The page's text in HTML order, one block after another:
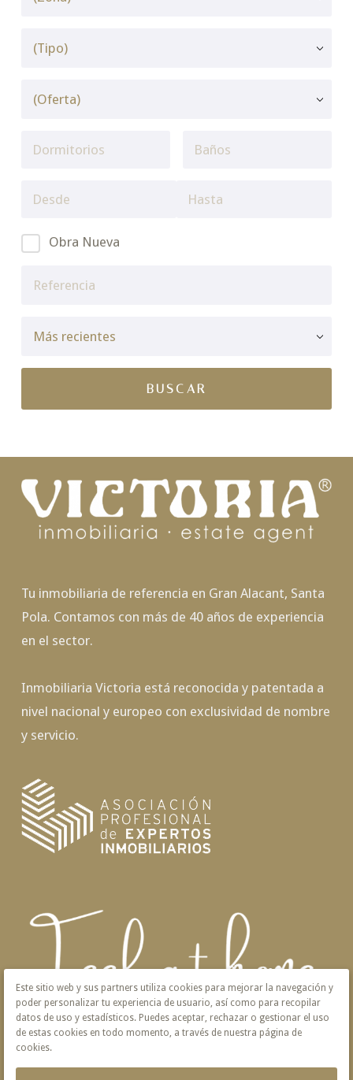
Obra Nueva
Tu inmobiliaria de referencia en Gran Alacant, Santa
Pola. Contamos con más de 40 años de experiencia
en el sector.
Inmobiliaria Victoria está reconocida y patentada a
nivel nacional y europeo con exclusividad de nombre
y servicio.
Este sitio web y sus partners utiliza cookies para mejorar la navegación y
poder personalizar tu experiencia de usuario, así como para recopilar
datos de uso y estadísticos. Puedes aceptar, rechazar o gestionar el uso
de estas cookies en todo momento, a través de nuestra página de
cookies.